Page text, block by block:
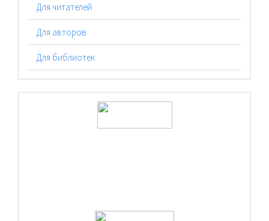
Для читателей
Для авторов
Для библиотек